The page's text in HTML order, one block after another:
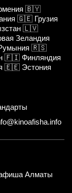
🇧🇾
🇬🇪 Грузия
🇱🇻
Зеландия
🇷🇸
🇫🇮 Финляндия
🇪🇪 Эстония
Алматы